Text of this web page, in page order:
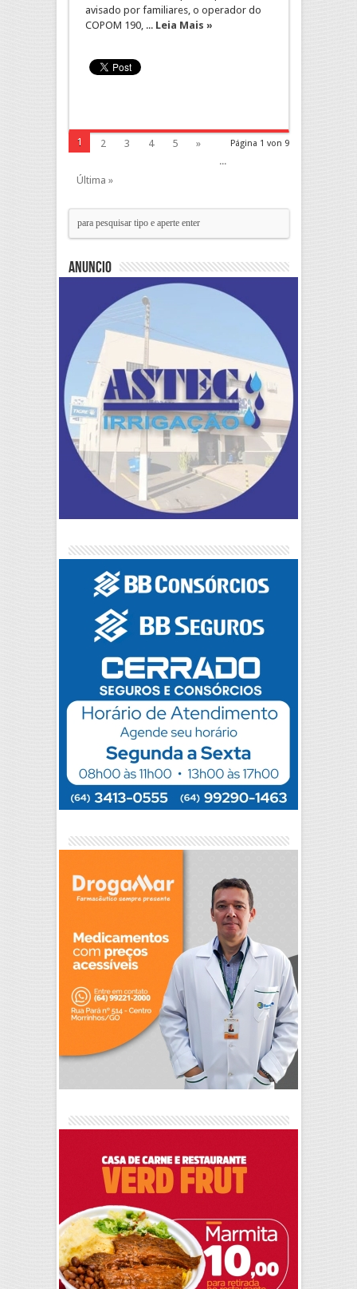
avisado por familiares, o operador do
COPOM 190, ... Leia Mais »
Página 1 von 9
1 2 3 4 5
»
...
Última »
Anuncio